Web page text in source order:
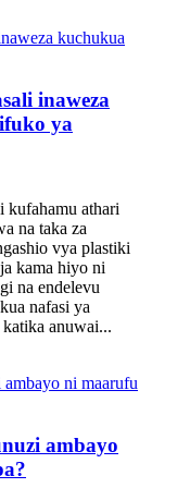
inaweza
ya
athari
na taka za
vya plastiki
kama hiyo ni
na endelevu
nafasi ya
anuwai...
ambayo